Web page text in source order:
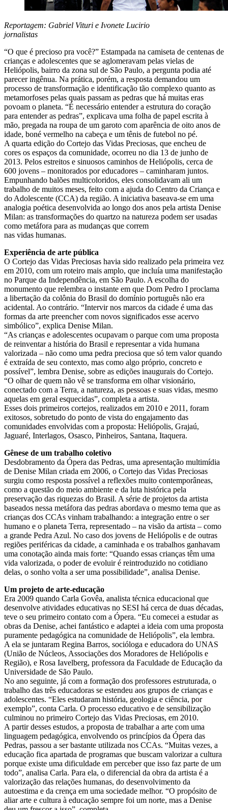
Reportagem: Gabriel Vituri e Ivonete Lucirio
jornalistas
“O que é precioso pra você?” Estampada na camiseta de centenas de
crianças e adolescentes que se aglomeravam pelas vielas de
Heliópolis, bairro da zona sul de São Paulo, a pergunta podia até
parecer ingênua. Na prática, porém, a resposta demandou um
processo de transformação e identificação tão complexo quanto as
metamorfoses pelas quais passam as pedras que há muitas eras
povoam o planeta. “É necessário entender a estrutura do coração
para entender as pedras”, explicava uma folha de papel escrita à
mão, pregada na roupa de um garoto com aparência de oito anos de
idade, boné vermelho na cabeça e um tênis de futebol no pé.
A quarta edição do Cortejo das Vidas Preciosas, que encheu de
cores os espaços da comunidade, ocorreu no dia 13 de junho de
2013. Pelos estreitos e sinuosos caminhos de Heliópolis, cerca de
600 jovens – monitorados por educadores – caminharam juntos.
Empunhando balões multicoloridos, eles consolidavam ali um
trabalho de muitos meses, feito com a ajuda do Centro da Criança e
do Adolescente (CCA) da região. A iniciativa baseava-se em uma
analogia poética desenvolvida ao longo dos anos pela artista Denise
Milan: as transformações do quartzo na natureza podem ser usadas
como metáfora para as mudanças que correm
nas vidas humanas.
Experiência de arte pública
O Cortejo das Vidas Preciosas havia sido realizado pela primeira vez
em 2010, com um roteiro mais amplo, que incluía uma manifestação
no Parque da Independência, em São Paulo. A escolha do
monumento que relembra o instante em que Dom Pedro I proclama
a libertação da colônia do Brasil do domínio português não era
acidental. Ao contrário. “Intervir nos marcos da cidade é uma das
formas da arte preencher com novos significados esse acervo
simbólico”, explica Denise Milan.
“As crianças e adolescentes ocupavam o parque com uma proposta
de reinventar a história do Brasil e representar a vida humana
valorizada – não como uma pedra preciosa que só tem valor quando
é extraída de seu contexto, mas como algo próprio, concreto e
possível”, lembra Denise, sobre as edições inaugurais do Cortejo.
“O olhar de quem não vê se transforma em olhar visionário,
conectado com a Terra, a natureza, as pessoas e suas vidas, mesmo
aquelas em geral esquecidas”, completa a artista.
Esses dois primeiros cortejos, realizados em 2010 e 2011, foram
exitosos, sobretudo do ponto de vista do engajamento das
comunidades envolvidas com a proposta: Heliópolis, Grajaú,
Jaguaré, Interlagos, Osasco, Pinheiros, Santana, Itaquera.
Gênese de um trabalho coletivo
Desdobramento da Ópera das Pedras, uma apresentação multimídia
de Denise Milan criada em 2006, o Cortejo das Vidas Preciosas
surgiu como resposta possível a reflexões muito contemporâneas,
como a questão do meio ambiente e da luta histórica pela
preservação das riquezas do Brasil. A série de projetos da artista
baseados nessa metáfora das pedras abordava o mesmo tema que as
crianças dos CCAs vinham trabalhando: a integração entre o ser
humano e o planeta Terra, representado – na visão da artista – como
a grande Pedra Azul. No caso dos jovens de Heliópolis e de outras
regiões periféricas da cidade, a caminhada e os trabalhos ganhavam
uma conotação ainda mais forte: “Quando essas crianças têm uma
vida valorizada, o poder de evoluir é reintroduzido no cotidiano
delas, o sonho volta a ser uma possibilidade”, analisa Denise.
Um projeto de arte-educação
Era 2009 quando Carla Govêa, analista técnica educacional que
desenvolve atividades educativas no SESI há cerca de duas décadas,
teve o seu primeiro contato com a Ópera. “Eu comecei a estudar as
obras da Denise, achei fantástico e adaptei a ideia com uma proposta
puramente pedagógica na comunidade de Heliópolis”, ela lembra.
A ela se juntaram Regina Barros, socióloga e educadora do UNAS
(União de Núcleos, Associações dos Moradores de Heliópolis e
Região), e Rosa Iavelberg, professora da Faculdade de Educação da
Universidade de São Paulo.
No ano seguinte, já com a formação dos professores estruturada, o
trabalho das três educadoras se estendeu aos grupos de crianças e
adolescentes. “Eles estudaram história, geologia e ciência, por
exemplo”, conta Carla. O processo educativo e de sensibilização
culminou no primeiro Cortejo das Vidas Preciosas, em 2010.
A partir desses estudos, a proposta de trabalhar a arte com uma
linguagem pedagógica, envolvendo os princípios da Ópera das
Pedras, passou a ser bastante utilizada nos CCAs. “Muitas vezes, a
educação fica apartada de programas que buscam valorizar a cultura
porque existe uma dificuldade em perceber que isso faz parte de um
todo”, analisa Carla. Para ela, o diferencial da obra da artista é a
valorização das relações humanas, do desenvolvimento da
autoestima e da crença em uma sociedade melhor. “O propósito de
aliar arte e cultura à educação sempre foi um norte, mas a Denise